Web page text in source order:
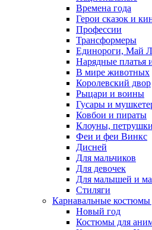
Времена года
Герои сказок и
Профессии
Трансформеры
Единороги, Май
Нарядные платья
В мире животных
Королевский двор
Рыцари и воины
Гусары и
Ковбои и пираты
Клоуны,
Феи и феи Винкс
Дисней
Для мальчиков
Для девочек
Для малышей и
Стиляги
Карнавальные костюмы
Новый год
Костюмы для